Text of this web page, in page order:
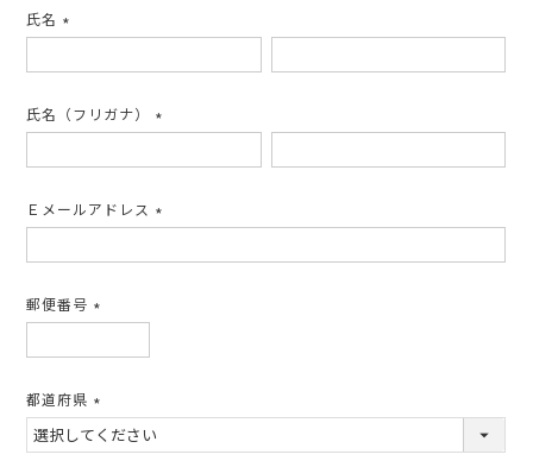
氏名
須)
氏名（フリガナ）
須)
Ｅメールアドレス
須)
郵便番号
須)
都道府県
(必
須)